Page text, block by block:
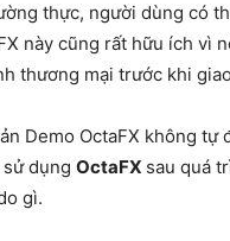
thực, người dùng có
này cũng rất hữu ích vì
thương mại trước khi
Demo OctaFX không
dụng OctaFX sau quá
gì.